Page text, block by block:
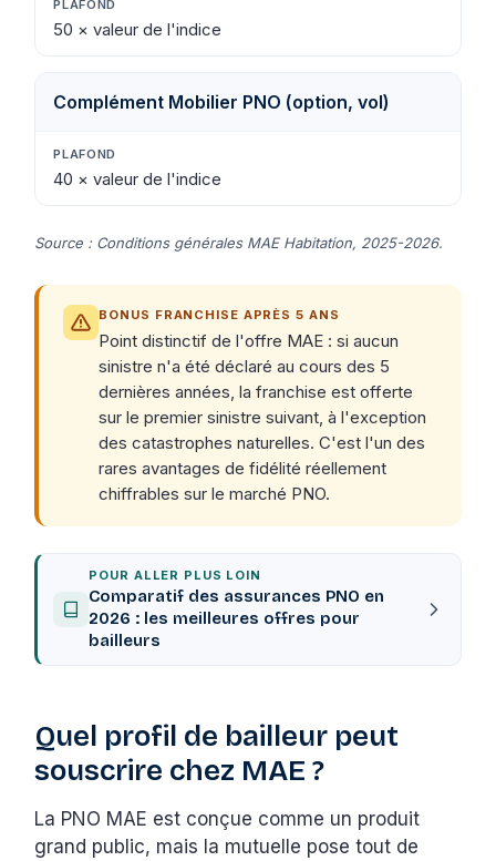
50 × valeur de l'indice
Complément Mobilier PNO (option, vol)
40 × valeur de l'indice
Source : Conditions générales MAE Habitation, 2025-2026.
BONUS FRANCHISE APRÈS 5 ANS
Point distinctif de l'offre MAE : si aucun
sinistre n'a été déclaré au cours des 5
dernières années, la franchise est offerte
sur le premier sinistre suivant, à l'exception
des catastrophes naturelles. C'est l'un des
rares avantages de fidélité réellement
chiffrables sur le marché PNO.
POUR ALLER PLUS LOIN
Comparatif des assurances PNO en
2026 : les meilleures offres pour
bailleurs
Quel profil de bailleur peut
souscrire chez MAE ?
La PNO MAE est conçue comme un produit
grand public, mais la mutuelle pose tout de